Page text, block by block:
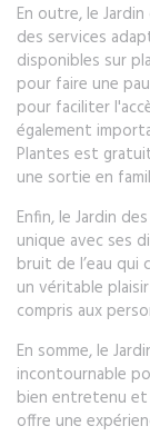
En outre, le
des services
disponibles sur
pour faire une
pour faciliter
également
Plantes est
une sortie en
Enfin, le Jardin
unique avec ses
bruit de l’eau
un véritable
compris aux
En somme, le
incontournable
bien entretenu
offre une